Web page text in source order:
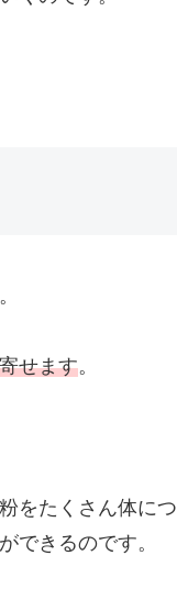
せます。
をたくさん体につ
ができるのです。